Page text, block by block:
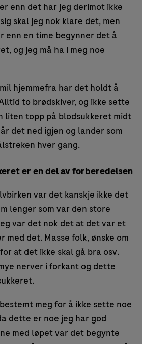
enn det har jeg derimot ikke
skal jeg nok klare det, men
enn en time begynner det å
og jeg må ha i meg noe
hjemmefra har det holdt å
to brødskiver, og ikke sette
liten topp på blodsukkeret midt
det ned igjen og lander som
hver gang.
er en del av forberedelsen
var det kanskje ikke det
lenger som var den store
var det nok det at det var et
med det. Masse folk, ønske om
at det ikke skal gå bra osv.
nerver i forkant og dette
meg for å ikke sette noe
dette er noe jeg har god
med løpet var det begynte